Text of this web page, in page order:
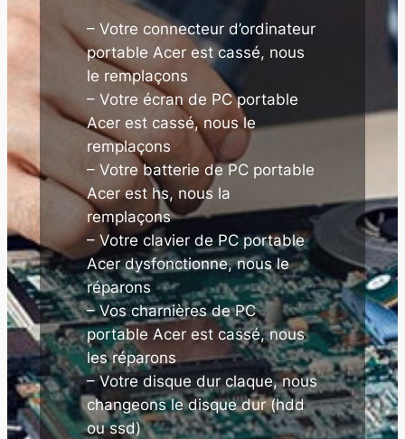
– Votre connecteur d’ordinateur
portable Acer est cassé, nous
le remplaçons
– Votre écran de PC portable
Acer est cassé, nous le
remplaçons
– Votre batterie de PC portable
Acer est hs, nous la
remplaçons
– Votre clavier de PC portable
Acer dysfonctionne, nous le
réparons
– Vos charnières de PC
portable Acer est cassé, nous
les réparons
– Votre disque dur claque, nous
changeons le disque dur (hdd
ou ssd)